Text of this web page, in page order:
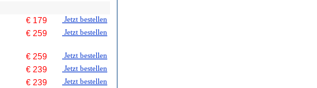
€ 179 Jetzt bestellen
€ 259 Jetzt bestellen
€ 259 Jetzt bestellen
€ 239 Jetzt bestellen
€ 239 Jetzt bestellen